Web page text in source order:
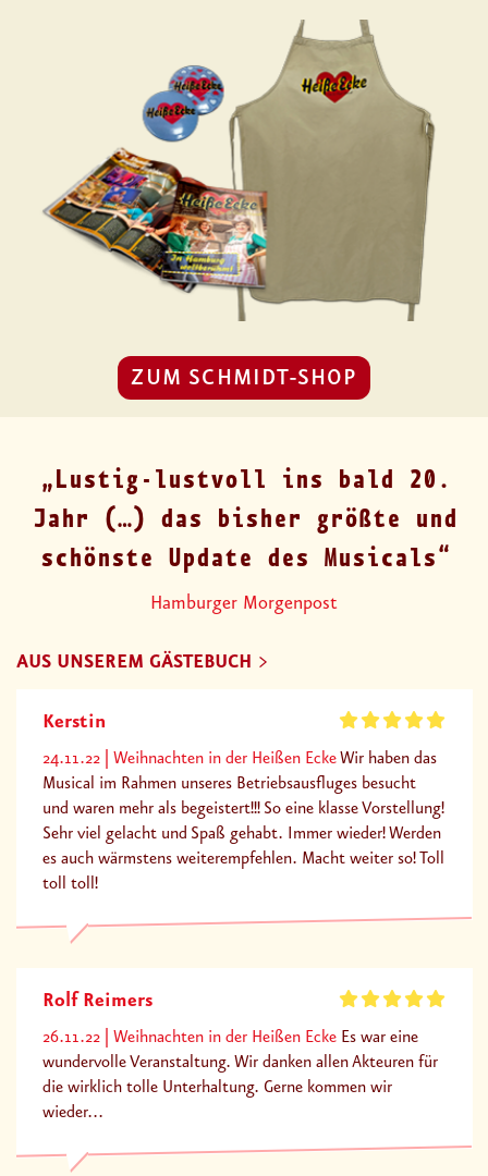
ZUM SCHMIDT-SHOP
Lustig-lustvoll ins bald 20.
Jahr (…) das bisher größte und
schönste Update des Musicals
Hamburger Morgenpost
AUS UNSEREM GÄSTEBUCH
Kerstin
24.11.22 Weihnachten in der Heißen EckeWir haben das
Musical im Rahmen unseres Betriebsausfluges besucht
und waren mehr als begeistert!!! So eine klasse Vorstellung!
Sehr viel gelacht und Spaß gehabt. Immer wieder! Werden
es auch wärmstens weiterempfehlen. Macht weiter so! Toll
toll toll!
Rolf Reimers
26.11.22 Weihnachten in der Heißen Ecke Es war eine
wundervolle Veranstaltung. Wir danken allen Akteuren für
die wirklich tolle Unterhaltung. Gerne kommen wir
wieder...